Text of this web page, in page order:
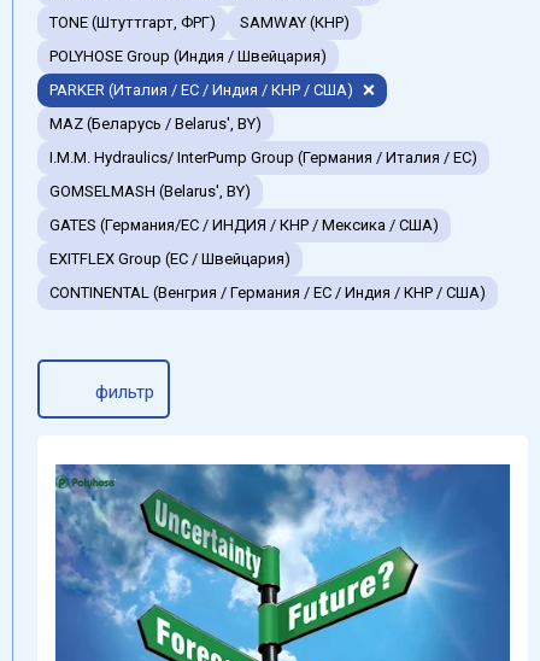
TONE (Штуттгарт, ФРГ)
SAMWAY (КНР)
POLYHOSE Group (Индия / Швейцария)
PARKER (Италия / ЕС / Индия / КНР / США)
MAZ (Беларусь / Belarus', BY)
I.M.M. Hydraulics/ InterPump Group (Германия / Италия / ЕС)
GOMSELMASH (Belarus', BY)
GATES (Германия/EC / ИНДИЯ / КНР / Мексика / США)
EXITFLEX Group (ЕС / Швейцария)
CONTINENTAL (Венгрия / Германия / ЕС / Индия / КНР / США)
фильтр